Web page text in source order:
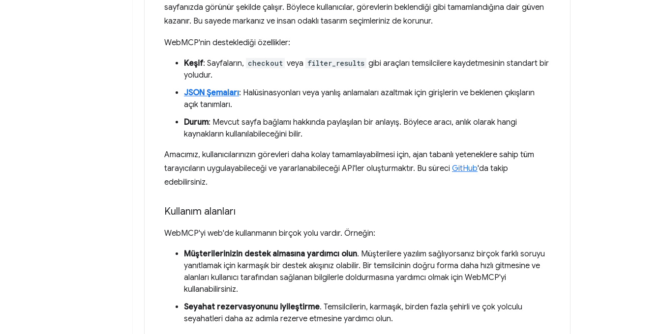
sayfanızda görünür şekilde çalışır. Böylece kullanıcılar, görevlerin beklendiği gibi tamamlandığına dair güven
kazanır. Bu sayede markanız ve insan odaklı tasarım seçimleriniz de korunur.
WebMCP'nin desteklediği özellikler:
Keşif: Sayfaların, checkout veya filter_results gibi araçları temsilcilere kaydetmesinin standart bir
yoludur.
JSON Şemaları: Halüsinasyonları veya yanlış anlamaları azaltmak için girişlerin ve beklenen çıkışların
açık tanımları.
Durum: Mevcut sayfa bağlamı hakkında paylaşılan bir anlayış. Böylece aracı, anlık olarak hangi
kaynakların kullanılabileceğini bilir.
Amacımız, kullanıcılarınızın görevleri daha kolay tamamlayabilmesi için, ajan tabanlı yeteneklere sahip tüm
tarayıcıların uygulayabileceği ve yararlanabileceği API'ler oluşturmaktır. Bu süreci GitHub'da takip
edebilirsiniz.
Kullanım alanları
WebMCP'yi web'de kullanmanın birçok yolu vardır. Örneğin:
Müşterilerinizin destek almasına yardımcı olun. Müşterilere yazılım sağlıyorsanız birçok farklı soruyu
yanıtlamak için karmaşık bir destek akışınız olabilir. Bir temsilcinin doğru forma daha hızlı gitmesine ve
alanları kullanıcı tarafından sağlanan bilgilerle doldurmasına yardımcı olmak için WebMCP'yi
kullanabilirsiniz.
Seyahat rezervasyonunu iyileştirme. Temsilcilerin, karmaşık, birden fazla şehirli ve çok yolculu
seyahatleri daha az adımla rezerve etmesine yardımcı olun.